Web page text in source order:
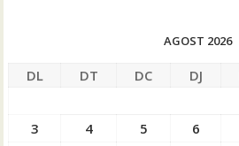
AGOST 2026
DL DT DC DJ
3
4 5 6